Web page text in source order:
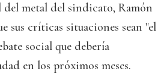
del metal del sindicato, Ramón
sus críticas situaciones sean "el
social que debería
en los próximos meses.